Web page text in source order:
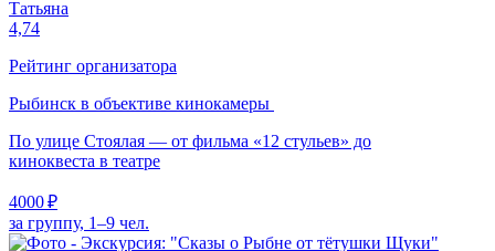
Татьяна
4,74
Рейтинг организатора
Рыбинск в объективе кинокамеры
По улице Стоялая — от фильма «12 стульев» до
киноквеста в театре
4000 ₽
за группу, 1–9 чел.